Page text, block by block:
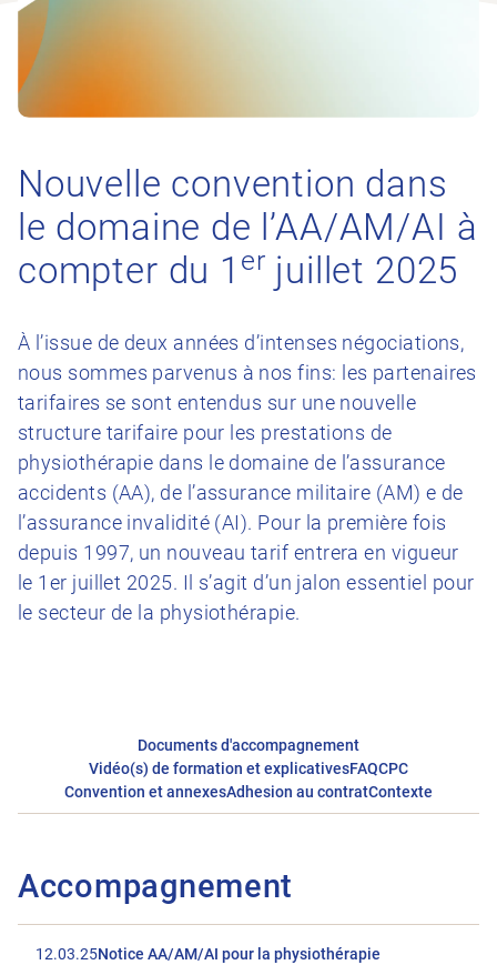
Nouvelle convention dans
le domaine de l’AA/AM/AI à
compter du 1 er juillet 2025
À l’issue de deux années d’intenses négociations,
nous sommes parvenus à nos fins: les partenaires
tarifaires se sont entendus sur une nouvelle
structure tarifaire pour les prestations de
physiothérapie dans le domaine de l’assurance
accidents (AA), de l’assurance militaire (AM) e de
l’assurance invalidité (AI). Pour la première fois
depuis 1997, un nouveau tarif entrera en vigueur
le 1er juillet 2025. Il s’agit d’un jalon essentiel pour
le secteur de la physiothérapie.
Documents d'accompagnement
Vidéo(s) de formation et explicativesFAQCPC
Convention et annexesAdhesion au contratContexte
Accompagnement
12.03.25Notice AA/AM/AI pour la physiothérapie